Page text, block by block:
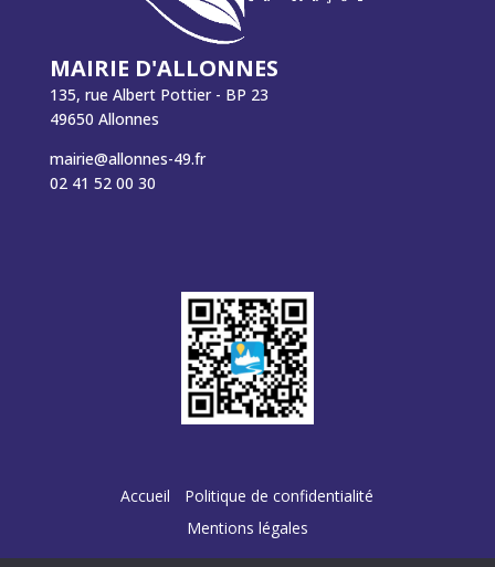
MAIRIE D'ALLONNES
135, rue Albert Pottier - BP 23
49650 Allonnes
mairie@allonnes-49.fr
02 41 52 00 30
Accueil
Politique de confidentialité
Mentions légales